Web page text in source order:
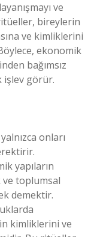
ve
bireylerin
ve kimliklerini
ekonomik
bağımsız
işlev görür.
onları
yapıların
ve toplumsal
demektir.
kimliklerini ve